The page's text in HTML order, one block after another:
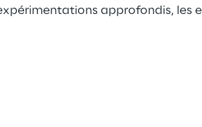
approfondis, les